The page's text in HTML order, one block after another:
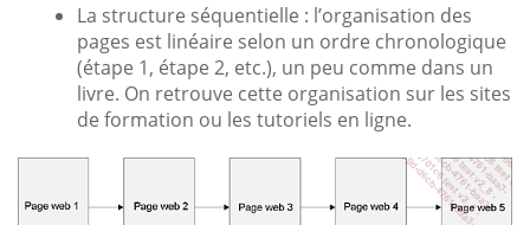
La structure séquentielle : l’organisation des
pages est linéaire selon un ordre chronologique
(étape 1, étape 2, etc.), un peu comme dans un
livre. On retrouve cette organisation sur les sites
de formation ou les tutoriels en ligne.